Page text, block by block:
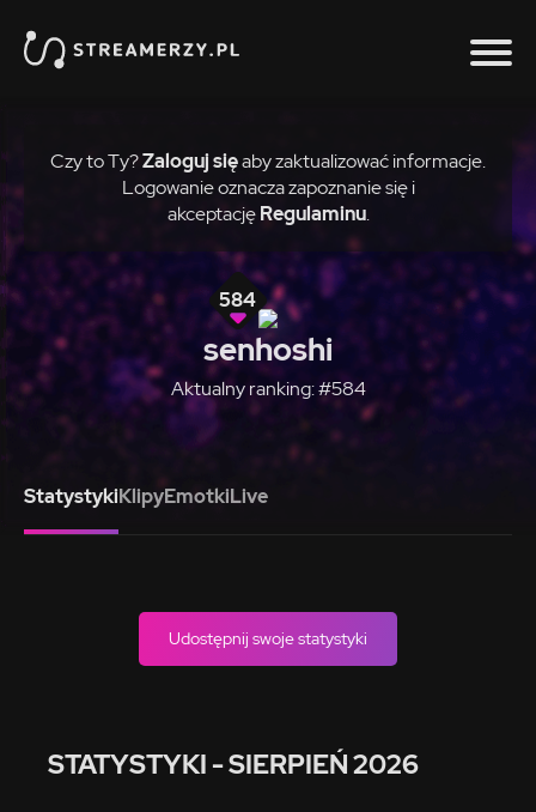
Czy to Ty?Zaloguj sięaby zaktualizować informacje.
Logowanie oznacza zapoznanie się i
akceptację Regulaminu.
584
senhoshi
Aktualny ranking: #584
StatystykiKlipyEmotkiLive
Udostępnij swoje statystyki
STATYSTYKI - SIERPIEŃ 2026